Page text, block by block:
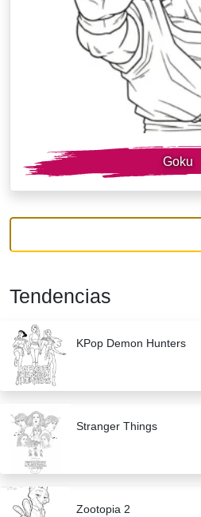
Goku
Tendencias
KPop Demon Hunters
Stranger Things
Zootopia 2